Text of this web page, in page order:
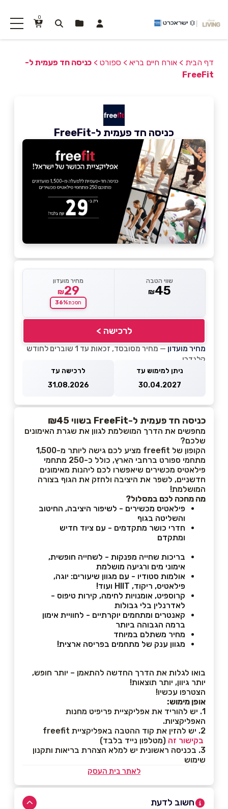
0
דף הבית > אורח חיים בריא > ספורט > כניסה חד פעמית ל-
FreeFit
כניסה חד פעמית ל-FreeFit
שווי הטבה
₪45
מחיר מועדון
₪29
חסכת36%
לרכישה >
מחיר מועדון
— מחיר מסובסד, זכאות עד 1 שוברים לחודש
קלנדרי
ניתן למימוש עד
30.04.2027
לרכישה עד
31.08.2026
כניסה חד פעמית ל-FreeFit בשווי ₪45
מחפשים את הדרך המושלמת לגוון את שגרת האימונים
שלכם?
הקופון של freefit מציע לכם גישה ליותר מ-1,500
מתחמי ספורט ברחבי הארץ, כולל כ-250 מתחמי
פילאטיס מכשירים שיאפשרו לכם ליהנות מאימונים
חדשניים, לשפר את היציבה ולחזק את הגוף בצורה
המושלמת!
מה מחכה לכם במסלול?
פילאטיס מכשירים - לשיפור היציבה, החיטוב
והשליטה בגוף
חדרי כושר מתקדמים - עם ציוד חדיש
ומתקדם
בריכות שחייה מפנקות - לשחייה חופשית,
אימוני מים ורגיעה מושלמת
אולמות סטודיו - עם מגוון שיעורים: יוגה,
פילאטיס, ריקוד, HIIT ועוד!
קרוספיט, אומנויות לחימה, קירות טיפוס -
לאדרנלין בלי גבולות
קאנטרים ומתחמים יוקרתיים - לחוויית אימון
ברמה הגבוהה ביותר
מחיר משתלם במיוחד
מגוון ענק של מתחמים בפריסה ארצית!
בואו לגלות את הדרך החדשה להתאמן – יותר חופש,
יותר גיוון, יותר תוצאות!
הצטרפו עכשיו!
אופן מימוש:
1. יש להוריד את אפליקציית פריפיט מחנות
האפליקציות.
2. יש להזין את קוד ההטבה באפליקציית freefit
בקישור זה (מטלפון נייד בלבד)
3. בכניסה ראשונית יש למלא הצהרת בריאות ותקנון
שימוש
לאתר בית העסק
חשוב לדעת